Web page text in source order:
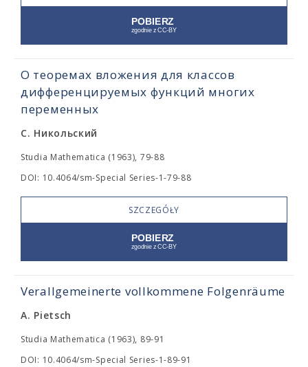
О теоремах вложения для классов
дифференцируемых функций многих
переменных
С. Никольский
Studia Mathematica (1963), 79-88
DOI: 10.4064/sm-Special Series-1-79-88
SZCZEGÓŁY
Verallgemeinerte vollkommene Folgenräume
A. Pietsch
Studia Mathematica (1963), 89-91
DOI: 10.4064/sm-Special Series-1-89-91